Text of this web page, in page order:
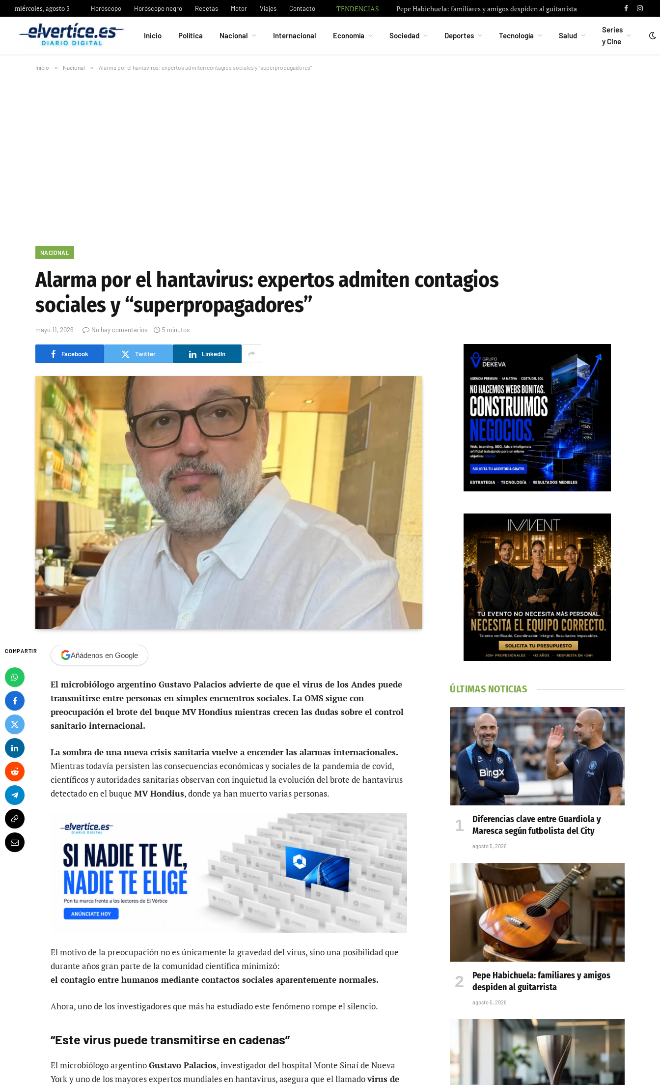
miércoles, agosto 5 Horóscopo Horóscopo negro Recetas Motor Viajes Contacto TENDENCIAS Pepe Habichuela: familiares y amigos despiden al guitarrista Facebook
Inicio Política Nacional Internacional Economía Sociedad Deportes Tecnología Salud
Series
y Cine
Inicio » Nacional » Alarma por el hantavirus: expertos admiten contagios sociales y “superpropagadores”
NACIONAL
Alarma por el hantavirus: expertos admiten contagios
sociales y “superpropagadores”
mayo 11, 2026 No hay comentarios 5 minutos
Facebook Twitter LinkedIn
COMPARTIR Añádenos en Google
El microbiólogo argentino Gustavo Palacios advierte de que el virus de los Andes puede
transmitirse entre personas en simples encuentros sociales. La OMS sigue con
preocupación el brote del buque MV Hondius mientras crecen las dudas sobre el control
sanitario internacional.
La sombra de una nueva crisis sanitaria vuelve a encender las alarmas internacionales.
Mientras todavía persisten las consecuencias económicas y sociales de la pandemia de covid,
científicos y autoridades sanitarias observan con inquietud la evolución del brote de hantavirus
detectado en el buque MV Hondius, donde ya han muerto varias personas.
El motivo de la preocupación no es únicamente la gravedad del virus, sino una posibilidad que
durante años gran parte de la comunidad científica minimizó:
el contagio entre humanos mediante contactos sociales aparentemente normales.
Ahora, uno de los investigadores que más ha estudiado este fenómeno rompe el silencio.
“Este virus puede transmitirse en cadenas”
El microbiólogo argentinoGustavo Palacios, investigador del hospital Monte Sinaí de Nueva
York y uno de los mayores expertos mundiales en hantavirus, asegura que el llamadovirus de
ÚLTIMAS NOTICIAS
Diferencias clave entre Guardiola y
Maresca según futbolista del City
agosto 5, 2026
Pepe Habichuela: familiares y amigos
despiden al guitarrista
agosto 5, 2026